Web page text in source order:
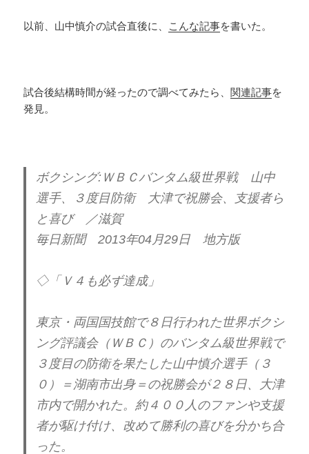
以前、山中慎介の試合直後に、 こんな記事を書いた。
試合後結構時間が経ったので調べてみたら、 関連記事を
発見。
ボクシング:ＷＢＣバンタム級世界戦 山中
選手、３度目防衛 大津で祝勝会、支援者ら
と喜び ／滋賀
毎日新聞 2013年04月29日 地方版
◇「Ｖ４も必ず達成」
東京・両国国技館で８日行われた世界ボクシ
ング評議会（ＷＢＣ）のバンタム級世界戦で
３度目の防衛を果たした山中慎介選手（３
０）＝湖南市出身＝の祝勝会が２８日、大津
市内で開かれた。約４００人のファンや支援
者が駆け付け、改めて勝利の喜びを分かち合
った。